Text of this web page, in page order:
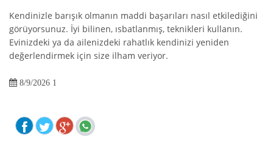
Kendinizle barışık olmanın maddi başarıları nasıl etkilediğini
görüyorsunuz. İyi bilinen, ısbatlanmış, teknikleri kullanın.
Evinizdeki ya da ailenizdeki rahatlık kendinizi yeniden
değerlendirmek için size ilham veriyor.
8/9/2026 1